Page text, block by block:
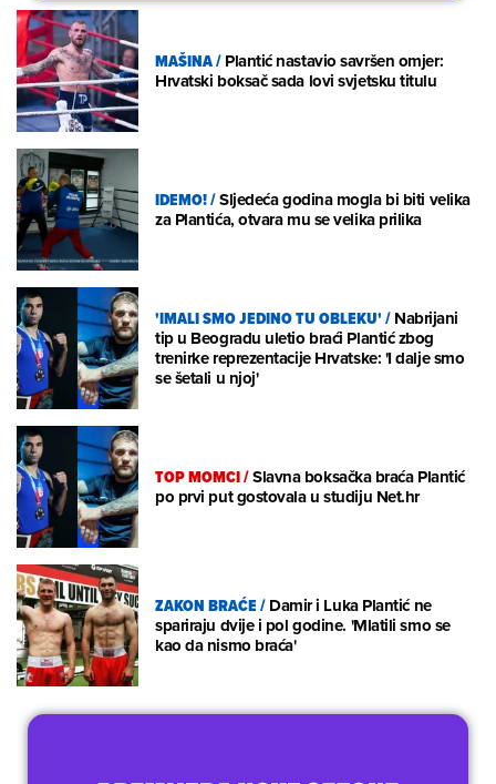
MAŠINA/Plantić nastavio savršen omjer:
Hrvatski boksač sada lovi svjetsku titulu
IDEMO!/Sljedeća godina mogla bi biti velika
za Plantića, otvara mu se velika prilika
'IMALI SMO JEDINO TU OBLEKU'/Nabrijani
tip u Beogradu uletio braći Plantić zbog
trenirke reprezentacije Hrvatske: 'I dalje smo
se šetali u njoj'
TOP MOMCI/Slavna boksačka braća Plantić
po prvi put gostovala u studiju Net.hr
ZAKON BRAĆE/Damir i Luka Plantić ne
spariraju dvije i pol godine. 'Mlatili smo se
kao da nismo braća'